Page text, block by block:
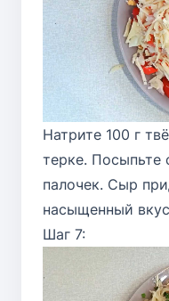
Натрите 100 г
терке. Посыпьте
палочек. Сыр
насыщенный
Шаг 7: